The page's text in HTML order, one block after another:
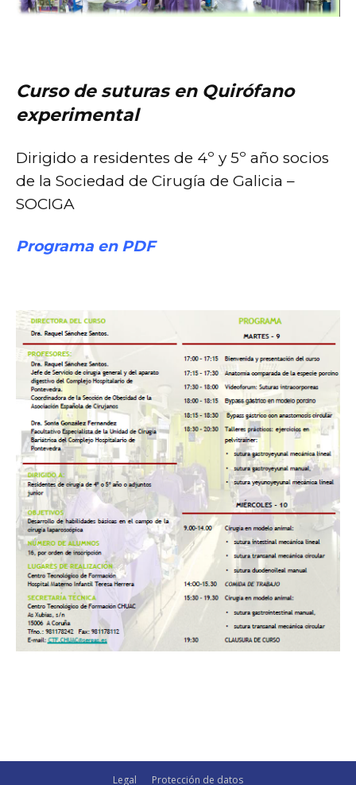
Curso de suturas en Quirófano
experimental
Dirigido a residentes de 4º y 5º año socios
de la Sociedad de Cirugía de Galicia –
SOCIGA
Programa en PDF
Legal Protección de datos